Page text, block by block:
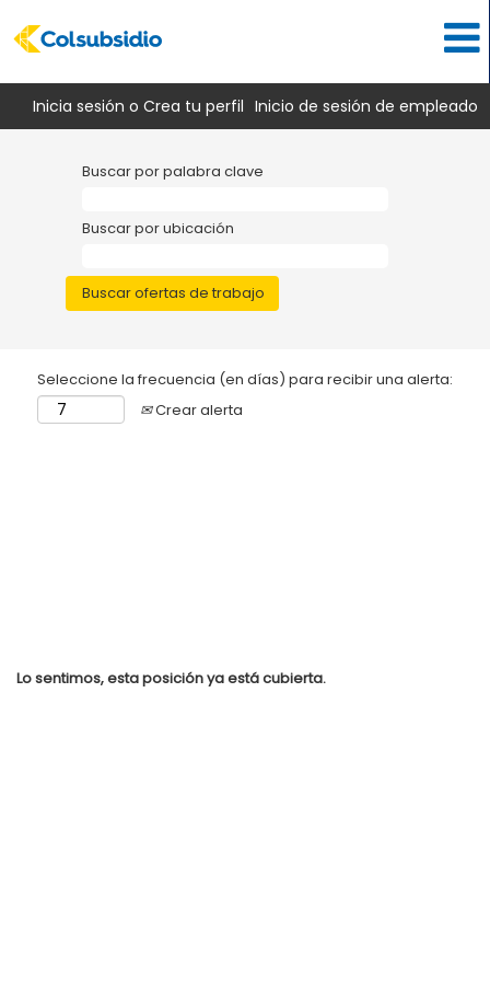
Inicia sesión o Crea tu perfil Inicio de sesión de empleado
Buscar por palabra clave
Buscar por ubicación
Seleccione la frecuencia (en días) para recibir una alerta:
Crear alerta
Lo sentimos, esta posición ya está cubierta.